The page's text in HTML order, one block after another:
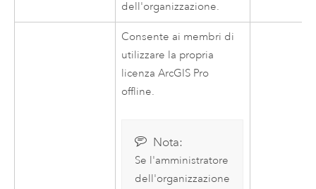
dell'organizzazione.
Consente ai membri di
utilizzare la propria
licenzaArcGIS Pro
offline.
Nota:
Se l'amministratore
dell'organizzazione